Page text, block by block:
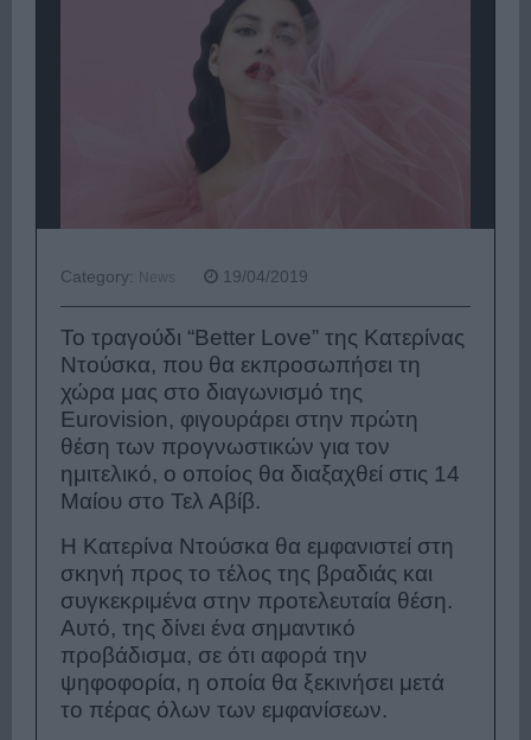
Category: News 19/04/2019
Το τραγούδι “Better Love” της Κατερίνας
Ντούσκα, που θα εκπροσωπήσει τη
χώρα μας στο διαγωνισμό της
Eurovision, φιγουράρει στην πρώτη
θέση των προγνωστικών για τον
ημιτελικό, ο οποίος θα διαξαχθεί στις 14
Μαίου στο Τελ Αβίβ.
Η Κατερίνα Ντούσκα θα εμφανιστεί στη
σκηνή προς το τέλος της βραδιάς και
συγκεκριμένα στην προτελευταία θέση.
Αυτό, της δίνει ένα σημαντικό
προβάδισμα, σε ότι αφορά την
ψηφοφορία, η οποία θα ξεκινήσει μετά
το πέρας όλων των εμφανίσεων.